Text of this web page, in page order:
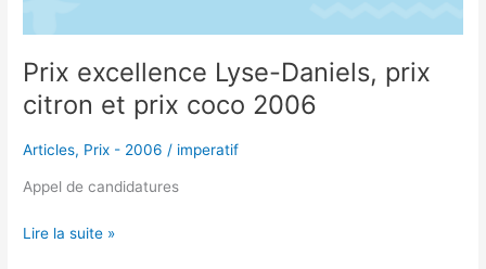
Prix excellence Lyse-Daniels, prix
citron et prix coco 2006
Articles, Prix - 2006 / imperatif
Appel de candidatures
Lire la suite »